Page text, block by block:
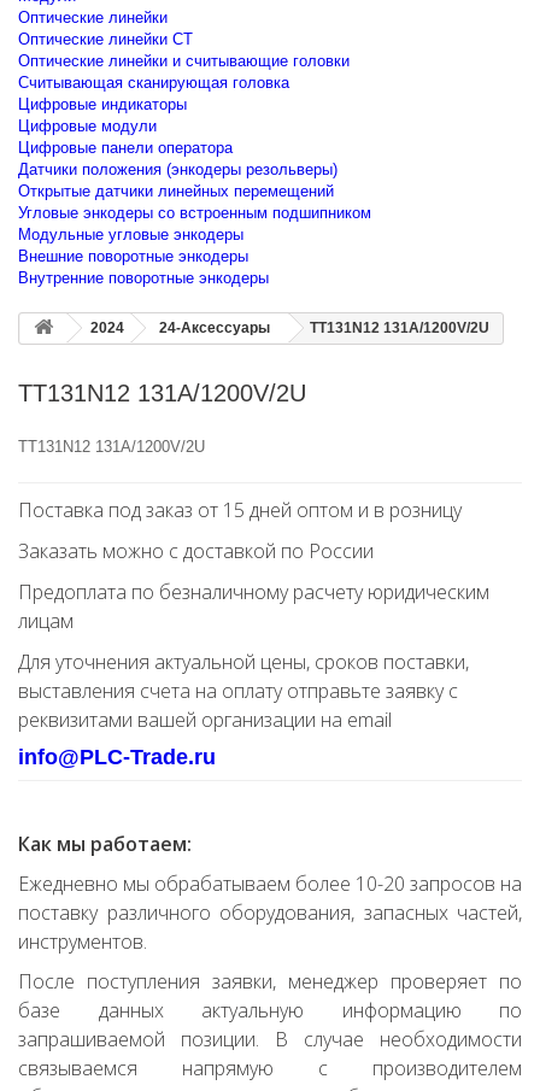
Оптические линейки
Оптические линейки CT
Оптические линейки и считывающие головки
Считывающая сканирующая головка
Цифровые индикаторы
Цифровые модули
Цифровые панели оператора
Датчики положения (энкодеры резольверы)
Открытые датчики линейных перемещений
Угловые энкодеры со встроенным подшипником
Модульные угловые энкодеры
Внешние поворотные энкодеры
Внутренние поворотные энкодеры
2024 24-Аксессуары TT131N12 131A/1200V/2U
TT131N12 131A/1200V/2U
TT131N12 131A/1200V/2U
Поставка под заказ от 15 дней оптом и в розницу
Заказать можно с доставкой по России
Предоплата по безналичному расчету юридическим
лицам
Для уточнения актуальной цены, сроков поставки,
выставления счета на оплату отправьте заявку с
реквизитами вашей организации на email
info@PLC-Trade.ru
Как мы работаем:
Ежедневно мы обрабатываем более 10-20 запросов на
поставку различного оборудования, запасных частей,
инструментов.
После поступления заявки, менеджер проверяет по
базе данных актуальную информацию по
запрашиваемой позиции. В случае необходимости
связываемся напрямую с производителем